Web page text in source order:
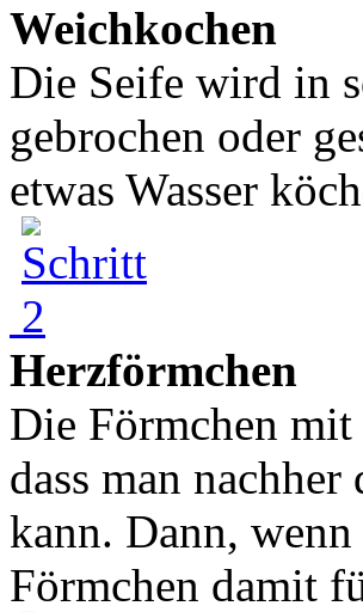
Weichkochen
Die Seife wird in
gebrochen oder
etwas Wasser
Herzförmchen
Die Förmchen mit
dass man
kann. Dann,
Förmchen damit